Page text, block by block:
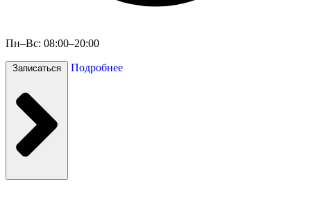
Пн–Вс: 08:00–20:00
Записаться Подробнее